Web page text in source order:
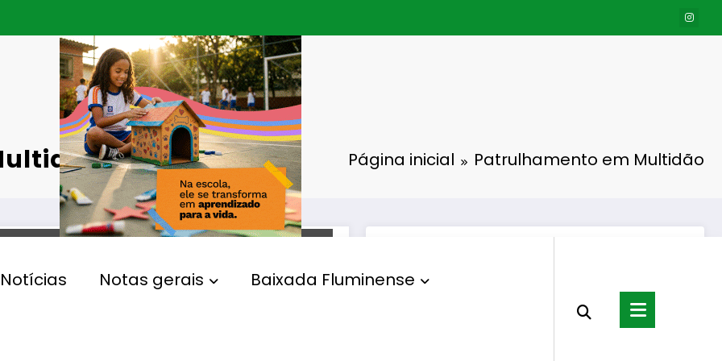
Notícias Notas gerais Baixada Fluminense
Página inicial Patrulhamento em Multidão
Mais de 1,4 mil policiais